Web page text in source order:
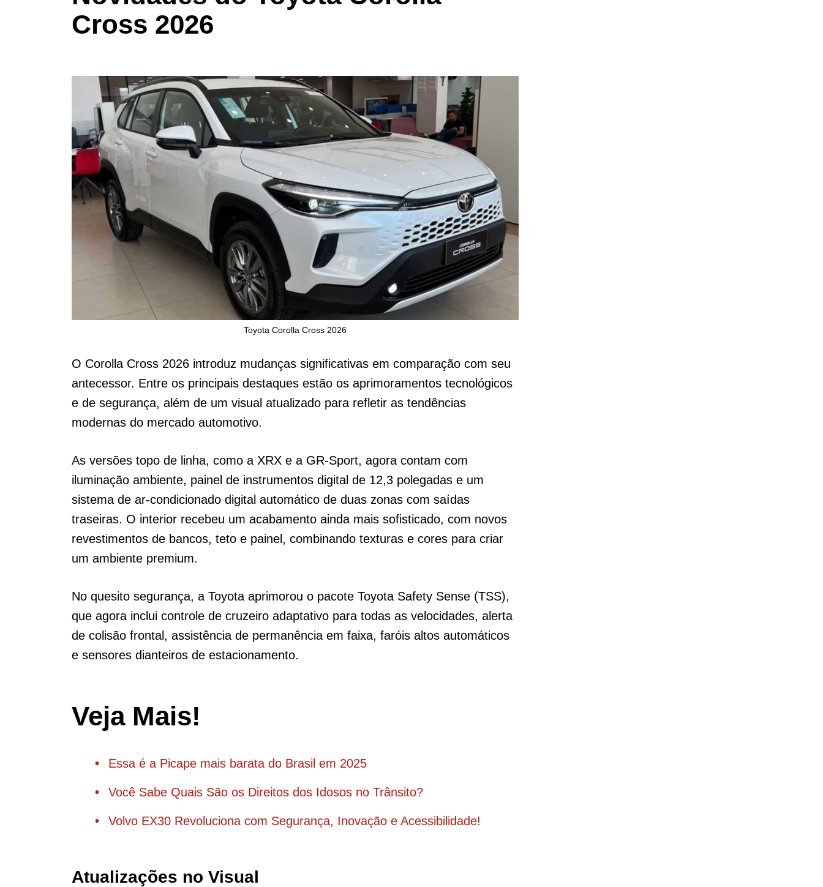
Cross 2026
Toyota Corolla Cross 2026
O Corolla Cross 2026 introduz mudanças significativas em comparação com seu
antecessor. Entre os principais destaques estão os aprimoramentos tecnológicos
e de segurança, além de um visual atualizado para refletir as tendências
modernas do mercado automotivo.
As versões topo de linha, como a XRX e a GR-Sport, agora contam com
iluminação ambiente, painel de instrumentos digital de 12,3 polegadas e um
sistema de ar-condicionado digital automático de duas zonas com saídas
traseiras. O interior recebeu um acabamento ainda mais sofisticado, com novos
revestimentos de bancos, teto e painel, combinando texturas e cores para criar
um ambiente premium.
No quesito segurança, a Toyota aprimorou o pacote Toyota Safety Sense (TSS),
que agora inclui controle de cruzeiro adaptativo para todas as velocidades, alerta
de colisão frontal, assistência de permanência em faixa, faróis altos automáticos
e sensores dianteiros de estacionamento.
Veja Mais!
Essa é a Picape mais barata do Brasil em 2025
Você Sabe Quais São os Direitos dos Idosos no Trânsito?
Volvo EX30 Revoluciona com Segurança, Inovação e Acessibilidade!
Atualizações no Visual